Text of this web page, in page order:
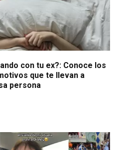
con tu ex?: Conoce los
que te llevan a
persona
TikTok